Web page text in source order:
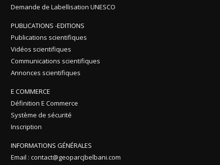
Demande de Labellisation UNESCO
PUBLICATIONS -EDITIONS
Publications scientifiques
Vidéos scientifiques
Communications scientifiques
Annonces scientifiques
E COMMERCE
Définition E Commerce
Système de sécurité
Inscription
INFORMATIONS GÉNÉRALES
Email : contact@geoparcjbelbani.com